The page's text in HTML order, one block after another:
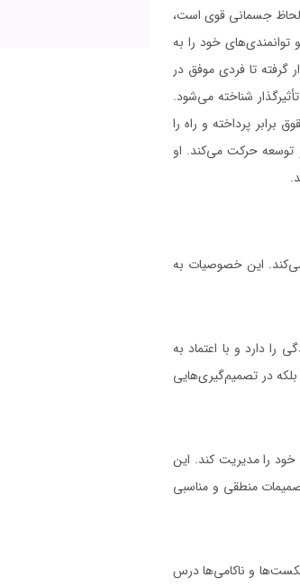
لحاظ جسمانی قوی است،
توانمندی‌های خود را به
گرفته تا فردی موفق در
شناخته می‌شود.
برابر پرداخته و راه را
توسعه حرکت می‌کند. او
می‌کند. این خصوصیات به
را دارد و با اعتماد به
در تصمیم‌گیری‌‌هایی
خود را مدیریت کند. این
منطقی و مناسبی
و ناکامی‌ها درس